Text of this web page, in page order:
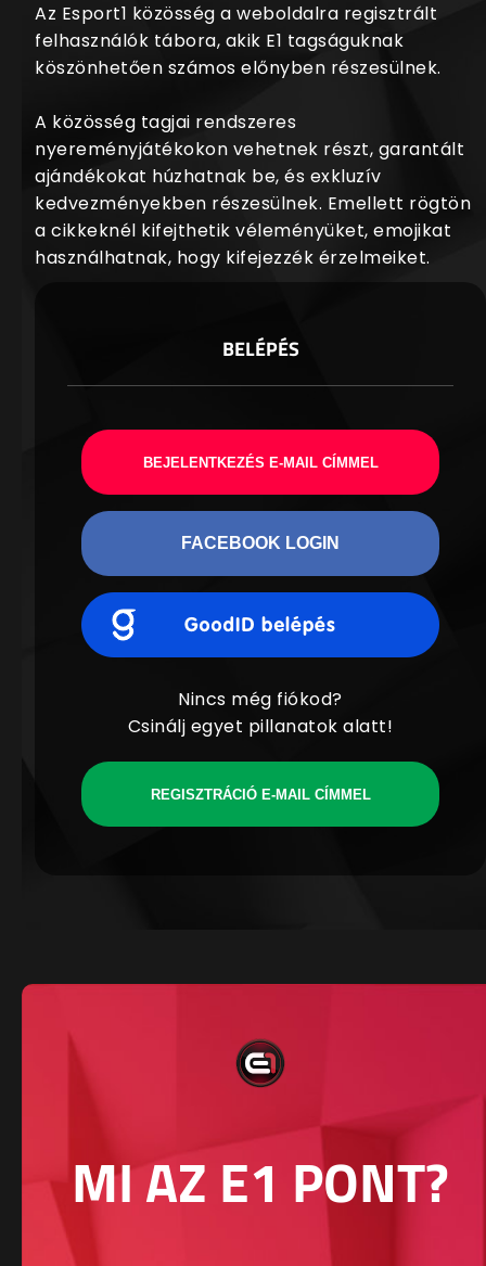
Az Esport1 közösség a weboldalra regisztrált
felhasználók tábora, akik E1 tagságuknak
köszönhetően számos előnyben részesülnek.
A közösség tagjai rendszeres
nyereményjátékokon vehetnek részt, garantált
ajándékokat húzhatnak be, és exkluzív
kedvezményekben részesülnek. Emellett rögtön
a cikkeknél kifejthetik véleményüket, emojikat
használhatnak, hogy kifejezzék érzelmeiket.
BELÉPÉS
BEJELENTKEZÉS E-MAIL CÍMMEL
FACEBOOK LOGIN
Nincs még fiókod?
Csinálj egyet pillanatok alatt!
REGISZTRÁCIÓ E-MAIL CÍMMEL
MI AZ E1 PONT?